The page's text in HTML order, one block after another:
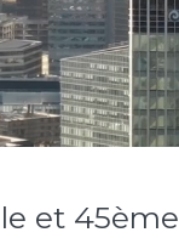
et